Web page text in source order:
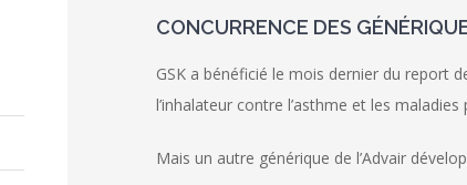
CONCURRENCE DES
GSK a bénéficié le mois dernier du report
l’inhalateur contre l’asthme et les
Mais un autre générique de l’Advair